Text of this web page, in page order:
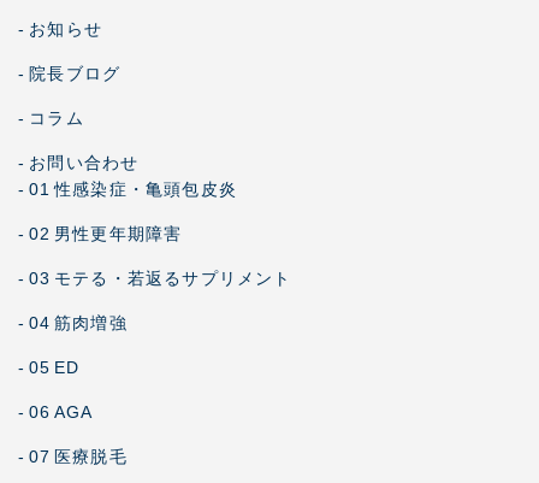
- お知らせ
- 院長ブログ
- コラム
- お問い合わせ
- 01 性感染症・亀頭包皮炎
- 02 男性更年期障害
- 03 モテる・若返るサプリメント
- 04 筋肉増強
- 05 ED
- 06 AGA
- 07 医療脱毛